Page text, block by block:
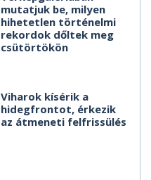
mutatjuk be, milyen
hihetetlen történelmi
rekordok dőltek meg
csütörtökön
Viharok kísérik a
hidegfrontot, érkezik
az átmeneti felfrissülés